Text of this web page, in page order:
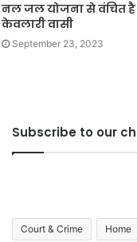
नल जल योजना से वंचित है
केवलारी वासी
September 23, 2023
Subscribe to our
Court & Crime Home